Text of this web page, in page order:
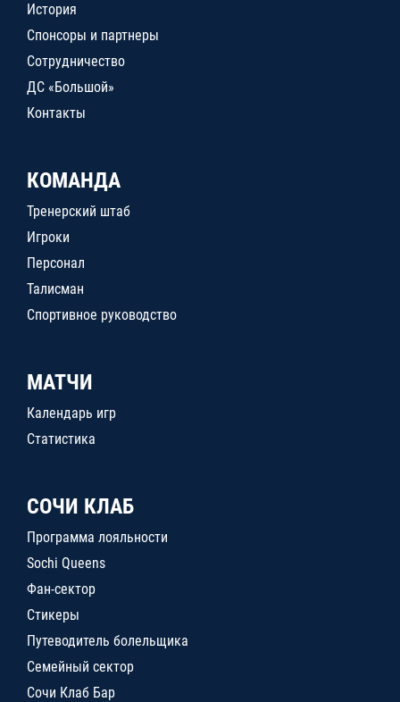
История
Спонсоры и партнеры
Сотрудничество
ДС «Большой»
Контакты
КОМАНДА
Тренерский штаб
Игроки
Персонал
Талисман
Спортивное руководство
МАТЧИ
Календарь игр
Статистика
СОЧИ КЛАБ
Программа лояльности
Sochi Queens
Фан-сектор
Стикеры
Путеводитель болельщика
Семейный сектор
Сочи Клаб Бар